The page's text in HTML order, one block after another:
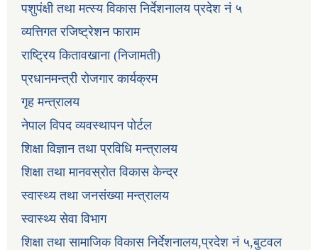
पशुपंक्षी तथा मत्स्य विकास निर्देशनालय प्रदेश नं ५
व्यत्तिगत रजिष्ट्रेशन फाराम
राष्ट्रिय कितावखाना (निजामती)
प्रधानमन्त्री रोजगार कार्यक्रम
गृह मन्त्रालय
नेपाल विपद व्यवस्थापन पोर्टल
शिक्षा विज्ञान तथा प्रविधि मन्त्रालय
शिक्षा तथा मानवस्रोत विकास केन्द्र
स्वास्थ्य तथा जनसंख्या मन्त्रालय
स्वास्थ्य सेवा विभाग
शिक्षा तथा सामाजिक विकास निर्देशनालय,प्रदेश नं ५,बुटवल